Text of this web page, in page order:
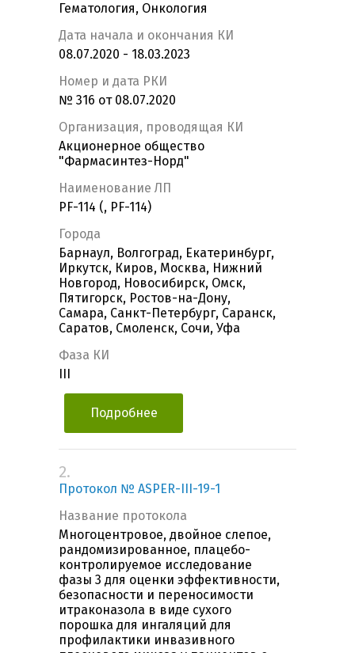
Гематология, Онкология
Дата начала и окончания КИ
08.07.2020 - 18.03.2023
Номер и дата РКИ
№ 316 от 08.07.2020
Организация, проводящая КИ
Акционерное общество
"Фармасинтез-Норд"
Наименование ЛП
PF-114 (, PF-114)
Города
Барнаул, Волгоград, Екатеринбург,
Иркутск, Киров, Москва, Нижний
Новгород, Новосибирск, Омск,
Пятигорск, Ростов-на-Дону,
Самара, Санкт-Петербург, Саранск,
Саратов, Смоленск, Сочи, Уфа
Фаза КИ
Подробнее
2.
Протокол № ASPER-III-19-1
Название протокола
Многоцентровое, двойное слепое,
рандомизированное, плацебо-
контролируемое исследование
фазы 3 для оценки эффективности,
безопасности и переносимости
итраконазола в виде сухого
порошка для ингаляций для
профилактики инвазивного